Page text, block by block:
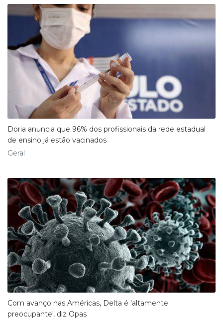
Doria anuncia que 96% dos profissionais da rede estadual
de ensino já estão vacinados
Geral
Com avanço nas Américas, Delta é 'altamente
preocupante', diz Opas